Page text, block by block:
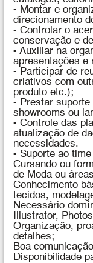
- Montar e
direcionamento
- Controlar o
conservação e
- Auxiliar na
apresentações e
- Participar de
criativos com
produto etc.);
- Prestar suporte
showrooms ou
- Controle das
atualização de
necessidades.
- Suporte ao
Cursando ou
de Moda ou
Conhecimento
tecidos,
Necessário
Illustrator,
Organização,
detalhes;
Boa
Disponibilidade